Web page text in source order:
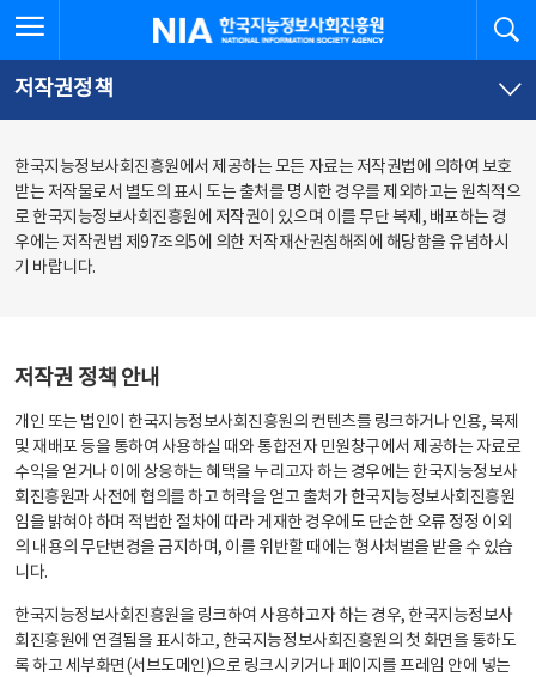
문
로
가
체
뉴
바
가
한국지능정보사회진흥원
저작권정책
한국지능정보사회진흥원에서 제공하는 모든 자료는 저작권법에 의하여 보호
받는 저작물로서 별도의 표시 도는 출처를 명시한 경우를 제외하고는 원칙적으
로 한국지능정보사회진흥원에 저작권이 있으며 이를 무단 복제, 배포하는 경
우에는 저작권법 제97조의5에 의한 저작재산권침해죄에 해당함을 유념하시
기 바랍니다.
저작권 정책 안내
개인 또는 법인이 한국지능정보사회진흥원의 컨텐츠를 링크하거나 인용, 복제
및 재배포 등을 통하여 사용하실 때와 통합전자 민원창구에서 제공하는 자료로
수익을 얻거나 이에 상응하는 혜택을 누리고자 하는 경우에는 한국지능정보사
회진흥원과 사전에 협의를 하고 허락을 얻고 출처가 한국지능정보사회진흥원
임을 밝혀야 하며 적법한 절차에 따라 게재한 경우에도 단순한 오류 정정 이외
의 내용의 무단변경을 금지하며, 이를 위반할 때에는 형사처벌을 받을 수 있습
니다.
한국지능정보사회진흥원을 링크하여 사용하고자 하는 경우, 한국지능정보사
회진흥원에 연결됨을 표시하고, 한국지능정보사회진흥원의 첫 화면을 통하도
록 하고 세부화면(서브도메인)으로 링크시키거나 페이지를 프레임 안에 넣는